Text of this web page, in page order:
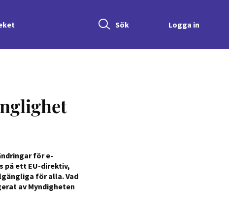
Sök Sök Logga in
för e-
på ett EU-direktiv,
för alla. Vad
av Myndigheten